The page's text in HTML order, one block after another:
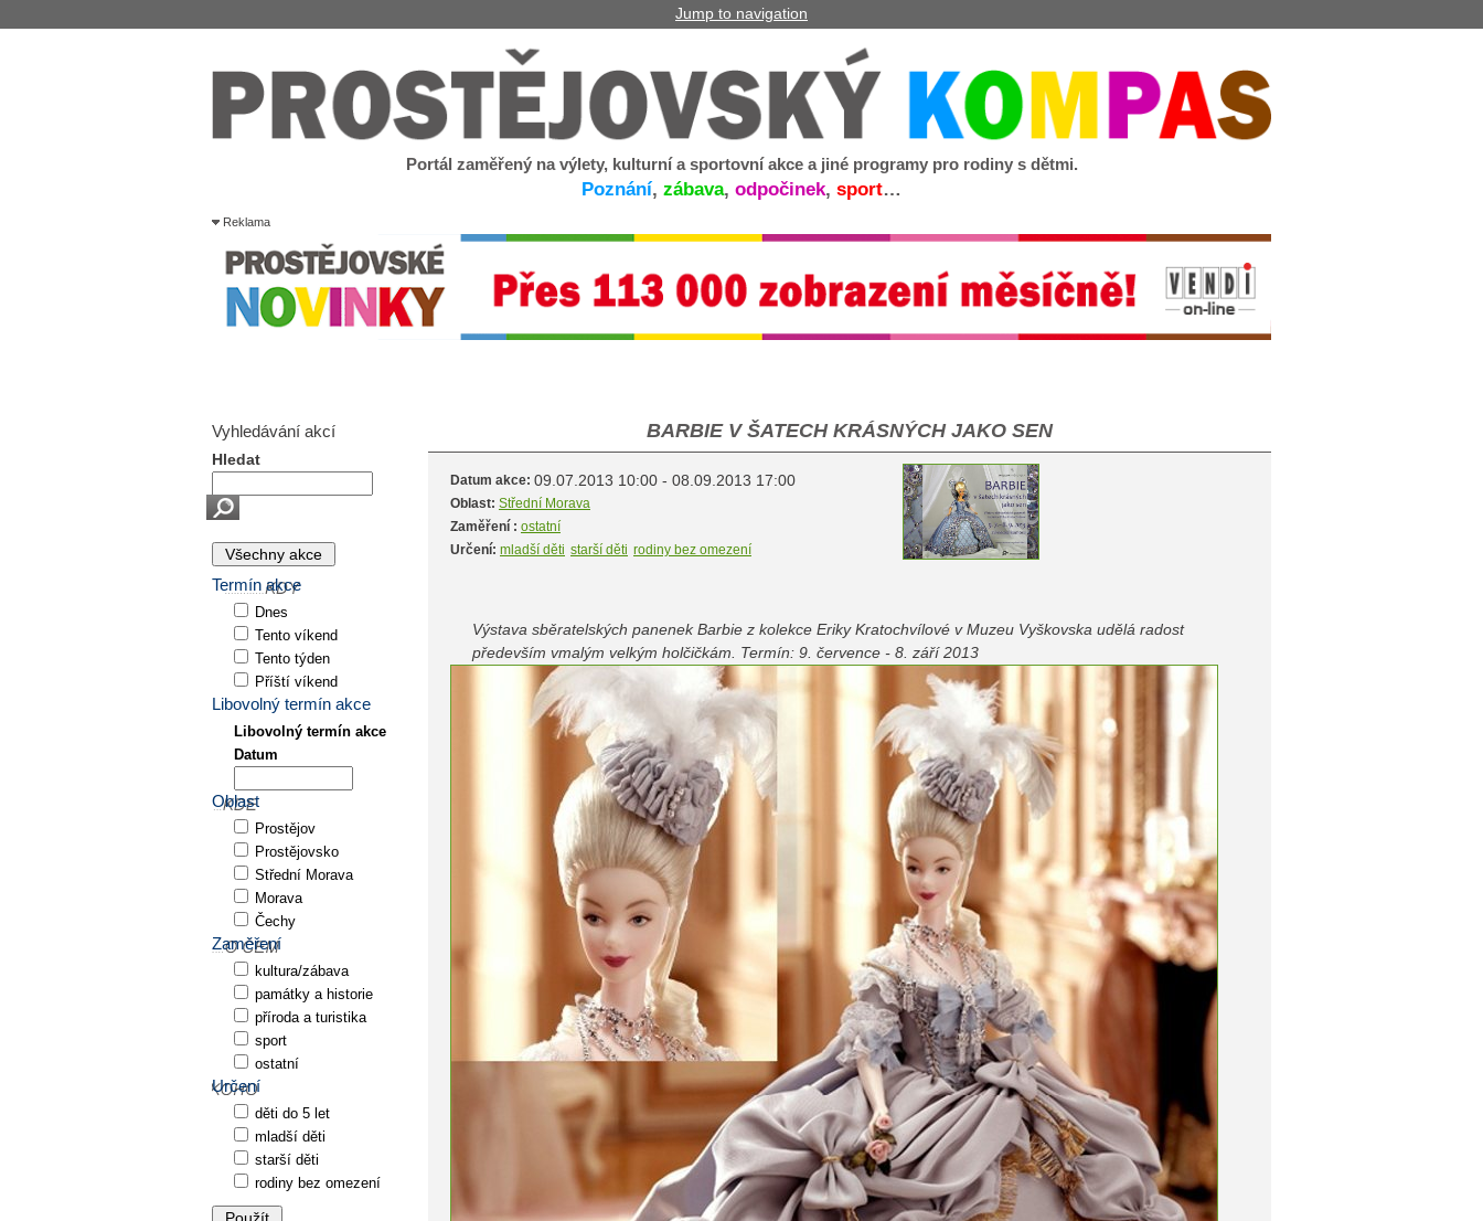
Jump to navigation
Portál zaměřený na výlety, kulturní a sportovní akce a jiné programy pro rodiny s dětmi.
Poznání, zábava, odpočinek, sport…
Reklama
BARBIE V ŠATECH KRÁSNÝCH JAKO SEN
Datum akce: 09.07.2013 10:00 - 08.09.2013 17:00
Oblast: Střední Morava
Zaměření : ostatní
Určení: mladší děti starší děti rodiny bez omezení
Výstava sběratelských panenek Barbie z kolekce Eriky Kratochvílové v Muzeu Vyškovska udělá radost
především vmalým velkým holčičkám. Termín: 9. července - 8. září 2013
Vyhledávání akcí
Hledat
Termín akce
Dnes
Tento víkend
Tento týden
Příští víkend
Libovolný termín akce
Libovolný termín akce
Datum
Oblast
Prostějov
Prostějovsko
Střední Morava
Morava
Čechy
Zaměření
kultura/zábava
památky a historie
příroda a turistika
sport
ostatní
Určení
děti do 5 let
mladší děti
starší děti
rodiny bez omezení